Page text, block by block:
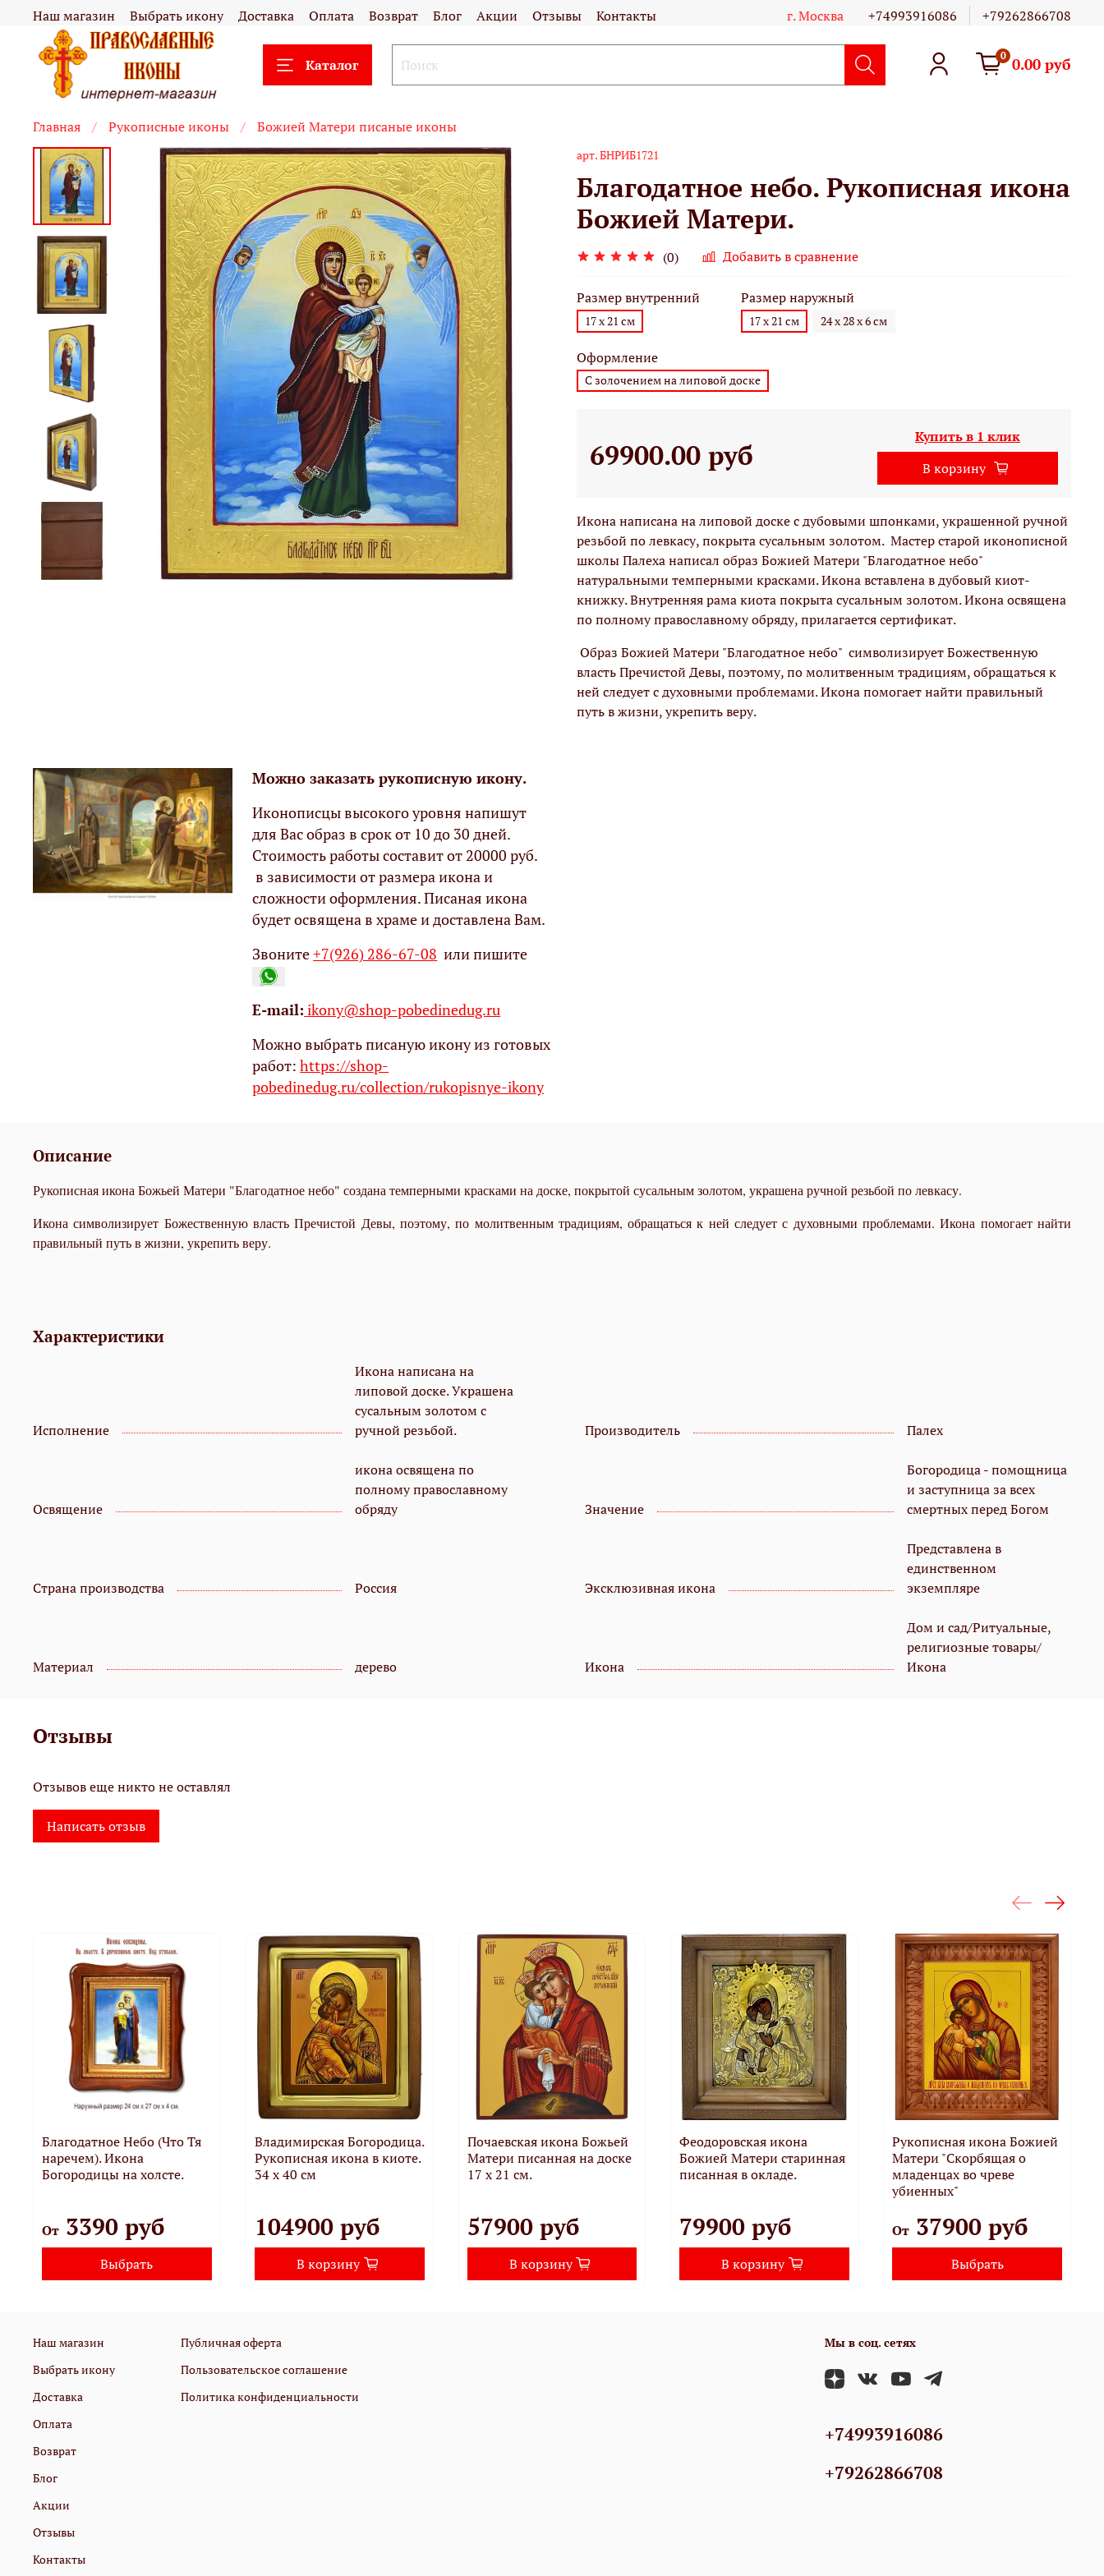
Наш магазин Выбрать икону Доставка Оплата Возврат Блог Акции Отзывы Контакты г. Москва +74993916086 +79262866708
Каталог
0 0.00 руб
Главная Рукописные иконы Божией Матери писаные иконы
арт.БНРИБ1721
Благодатное небо. Рукописная икона
Божией Матери.
(0) Добавить в сравнение
Размер внутренний
17 х 21 см
Размер наружный
17 х 21 см 24 х 28 х 6 см
Оформление
С золочением на липовой доске
69900.00 руб
Купить в 1 клик
В корзину
Икона написана на липовой доске c дубовыми шпонками, украшенной ручной
резьбой по левкасу, покрыта сусальным золотом. Мастер старой иконописной
школы Палеха написал образ Божией Матери "Благодатное небо"
натуральными темперными красками. Икона вставлена в дубовый киот-
книжку. Внутренняя рама киота покрыта сусальным золотом. Икона освящена
по полному православному обряду, прилагается сертификат.
Образ Божией Матери "Благодатное небо" символизирует Божественную
власть Пречистой Девы, поэтому, по молитвенным традициям, обращаться к
ней следует с духовными проблемами. Икона помогает найти правильный
путь в жизни, укрепить веру.
Можно заказать рукописную икону.
Иконописцы высокого уровня напишут
для Вас образ в срок от 10 до 30 дней.
Стоимость работы составит от 20000 руб.
в зависимости от размера икона и
сложности оформления. Писаная икона
будет освящена в храме и доставлена Вам.
Звоните+7(926) 286-67-08 или пишите
Е-mail: ikony@shop-pobedinedug.ru
Можно выбрать писаную икону из готовых
работ:https://shop-
pobedinedug.ru/collection/rukopisnye-ikony
Описание
Рукописная икона Божьей Матери "Благодатное небо" создана темперными красками на доске, покрытой сусальным золотом, украшена ручной резьбой по левкасу.
Икона символизирует Божественную власть Пречистой Девы, поэтому, по молитвенным традициям, обращаться к ней следует с духовными проблемами. Икона помогает найти
правильный путь в жизни, укрепить веру.
Характеристики
Исполнение
Икона написана на
липовой доске. Украшена
сусальным золотом с
ручной резьбой.
Производитель Палех
Освящение
икона освящена по
полному православному
обряду
Значение
Богородица - помощница
и заступница за всех
смертных перед Богом
Страна производства Россия Эксклюзивная икона
Представлена в
единственном
экземпляре
Материал дерево Икона
Дом и сад/Ритуальные,
религиозные товары/
Икона
Отзывы
Отзывов еще никто не оставлял
Написать отзыв
Благодатное Небо (Что Тя
наречем). Икона
Богородицы на холсте.
От 3390 руб
Выбрать
Владимирская Богородица.
Рукописная икона в киоте.
34 х 40 см
104900 руб
В корзину
Почаевская икона Божьей
Матери писанная на доске
17 х 21 см.
57900 руб
В корзину
Феодоровская икона
Божией Матери старинная
писанная в окладе.
79900 руб
В корзину
Рукописная икона Божией
Матери "Скорбящая о
младенцах во чреве
убиенных"
От 37900 руб
Выбрать
Наш магазин
Выбрать икону
Доставка
Оплата
Возврат
Блог
Акции
Отзывы
Контакты
Публичная оферта
Пользовательское соглашение
Политика конфиденциальности
Мы в соц. сетях
+74993916086
+79262866708